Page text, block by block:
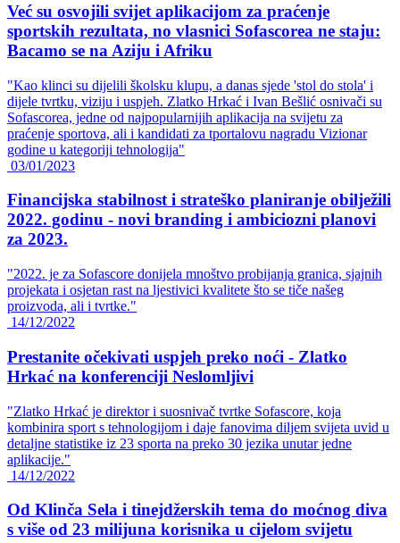
Već su osvojili svijet aplikacijom za praćenje
sportskih rezultata, no vlasnici Sofascorea ne staju:
Bacamo se na Aziju i Afriku
"Kao klinci su dijelili školsku klupu, a danas sjede 'stol do stola' i
dijele tvrtku, viziju i uspjeh. Zlatko Hrkać i Ivan Bešlić osnivači su
Sofascorea, jedne od najpopularnijih aplikacija na svijetu za
praćenje sportova, ali i kandidati za tportalovu nagradu Vizionar
godine u kategoriji tehnologija"
03/01/2023
Financijska stabilnost i strateško planiranje obilježili
2022. godinu - novi branding i ambiciozni planovi
za 2023.
"2022. je za Sofascore donijela mnoštvo probijanja granica, sjajnih
projekata i osjetan rast na ljestivici kvalitete što se tiče našeg
proizvoda, ali i tvrtke."
14/12/2022
Prestanite očekivati uspjeh preko noći - Zlatko
Hrkać na konferenciji Neslomljivi
"Zlatko Hrkać je direktor i suosnivač tvrtke Sofascore, koja
kombinira sport s tehnologijom i daje fanovima diljem svijeta uvid u
detaljne statistike iz 23 sporta na preko 30 jezika unutar jedne
aplikacije."
14/12/2022
Od Klinča Sela i tinejdžerskih tema do moćnog diva
s više od 23 milijuna korisnika u cijelom svijetu